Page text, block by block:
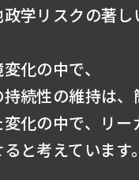
学リスクの著し
化の中で、
続性の維持は、
化の中で、リー
と考えています。